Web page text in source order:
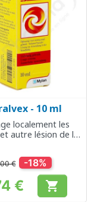
- 10 ml
localement les
autre lésion de la
€ -18%
Prix
€ 